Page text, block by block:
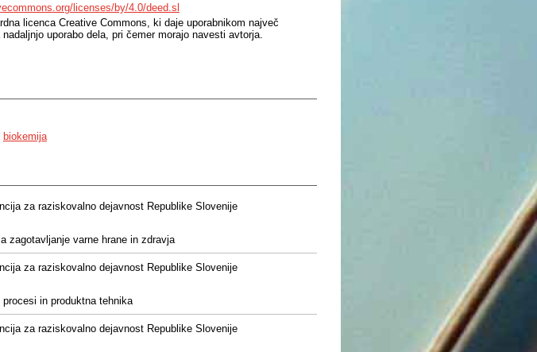
licenses/by/4.0/deed.sl
licenca Creative Commons, ki daje uporabnikom največ
uporabo dela, pri čemer morajo navesti avtorja.
biokemija
za raziskovalno dejavnost Republike Slovenije
zagotavljanje varne hrane in zdravja
za raziskovalno dejavnost Republike Slovenije
in produktna tehnika
za raziskovalno dejavnost Republike Slovenije